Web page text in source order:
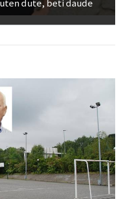
dute, beti daude